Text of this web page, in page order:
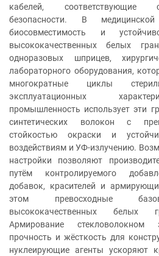
кабелей, соответствующие
безопасности. В
биосовместимость и
высококачественных белых
одноразовых шприцев,
лабораторного оборудования,
многократные циклы
эксплуатационных
промышленность использует эти
синтетических волокон с
стойкостью окраски и
воздействиям и УФ-излучению.
настройки позволяют
путём контролируемого
добавок, красителей и
этом превосходные
высококачественных белых
Армирование стекловолокном
прочность и жёсткость для
нуклеирующие агенты ускоряют